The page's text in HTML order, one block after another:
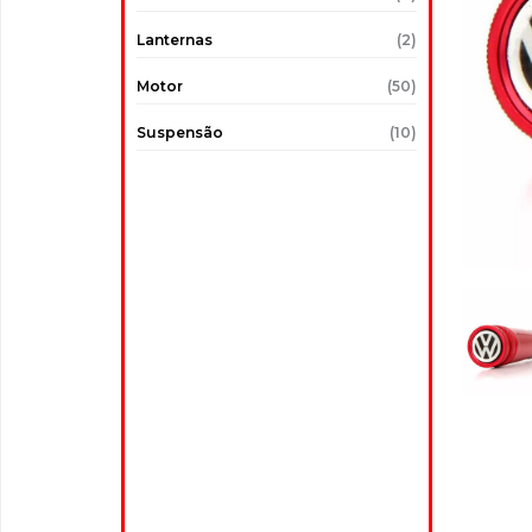
Lanternas (2)
Motor (50)
Suspensão (10)